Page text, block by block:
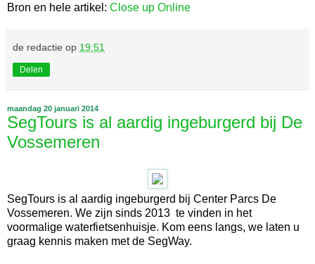
Bron en hele artikel: Close up Online
de redactie op 19:51
Delen
maandag 20 januari 2014
SegTours is al aardig ingeburgerd bij De
Vossemeren
SegTours is al aardig ingeburgerd bij Center Parcs De
Vossemeren. We zijn sinds 2013 te vinden in het
voormalige waterfietsenhuisje. Kom eens langs, we laten u
graag kennis maken met de SegWay.